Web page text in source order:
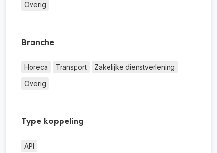
Overig
Branche
Horeca Transport
Zakelijke dienstverlening
Overig
Type koppeling
API